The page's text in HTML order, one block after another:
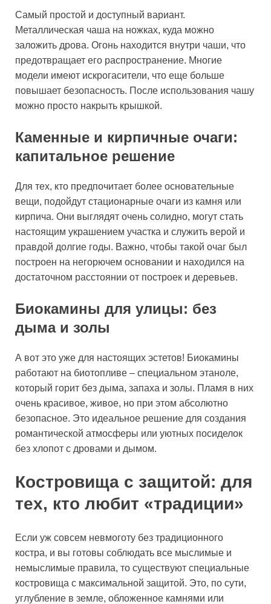
Самый простой и доступный вариант.
Металлическая чаша на ножках, куда можно
заложить дрова. Огонь находится внутри чаши, что
предотвращает его распространение. Многие
модели имеют искрогасители, что еще больше
повышает безопасность. После использования чашу
можно просто накрыть крышкой.
Каменные и кирпичные очаги:
капитальное решение
Для тех, кто предпочитает более основательные
вещи, подойдут стационарные очаги из камня или
кирпича. Они выглядят очень солидно, могут стать
настоящим украшением участка и служить верой и
правдой долгие годы. Важно, чтобы такой очаг был
построен на негорючем основании и находился на
достаточном расстоянии от построек и деревьев.
Биокамины для улицы: без
дыма и золы
А вот это уже для настоящих эстетов! Биокамины
работают на биотопливе – специальном этаноле,
который горит без дыма, запаха и золы. Пламя в них
очень красивое, живое, но при этом абсолютно
безопасное. Это идеальное решение для создания
романтической атмосферы или уютных посиделок
без хлопот с дровами и дымом.
Костровища с защитой: для
тех, кто любит «традиции»
Если уж совсем невмоготу без традиционного
костра, и вы готовы соблюдать все мыслимые и
немыслимые правила, то существуют специальные
костровища с максимальной защитой. Это, по сути,
углубление в земле, обложенное камнями или